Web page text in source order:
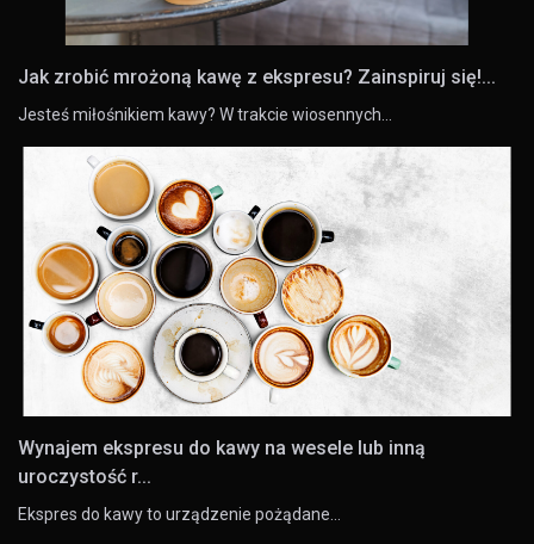
Jak zrobić mrożoną kawę z ekspresu? Zainspiruj się!...
Jesteś miłośnikiem kawy? W trakcie wiosennych…
Wynajem ekspresu do kawy na wesele lub inną
uroczystość r...
Ekspres do kawy to urządzenie pożądane…